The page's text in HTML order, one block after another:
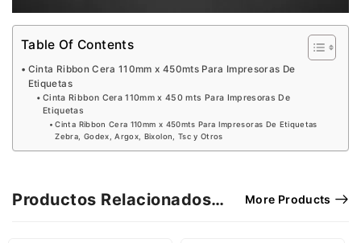
Table Of Contents
Cinta Ribbon Cera 110mm x 450mts Para Impresoras De
Etiquetas
Cinta Ribbon Cera 110mm x 450 mts Para Impresoras De
Etiquetas
Cinta Ribbon Cera 110mm x 450mts Para Impresoras De Etiquetas
Zebra, Godex, Argox, Bixolon, Tsc y Otros
Productos Relacionados… More Products